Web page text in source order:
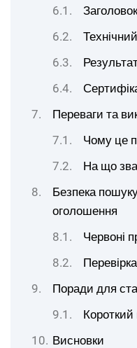
Переваги та
Чому це
На що
Безпека
оголошення
Червоні
Поради для
Короткий
Висновки